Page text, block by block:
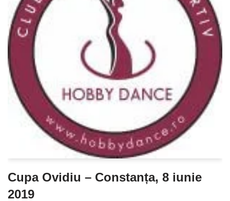
Cupa Ovidiu – Constanța, 8 iunie
2019